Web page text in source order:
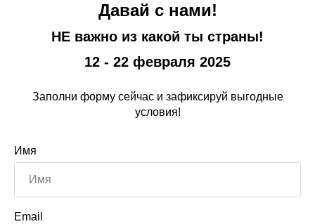
Давай с нами!
НЕ важно из какой ты страны!
12 - 22 февраля 2025
Заполни форму сейчас и зафиксируй выгодные
условия!
Имя
Email